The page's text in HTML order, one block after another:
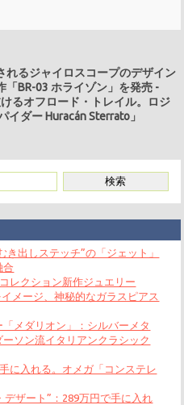
れるジャイロスコープのデザイン
「BR-03 ホライゾン」を発売 -
るオフロード・トレイル。ロジ
イダー Huracán Sterrato」
出しステッチ”の「ジェット」
合
レクション新作ジュエリー
メージ、神秘的なガラスピアス
メダリオン」：シルバーメタ
ソン流イタリアンクラシック
に入れる。オメガ「コンステレ
デザート”：289万円で手に入れ